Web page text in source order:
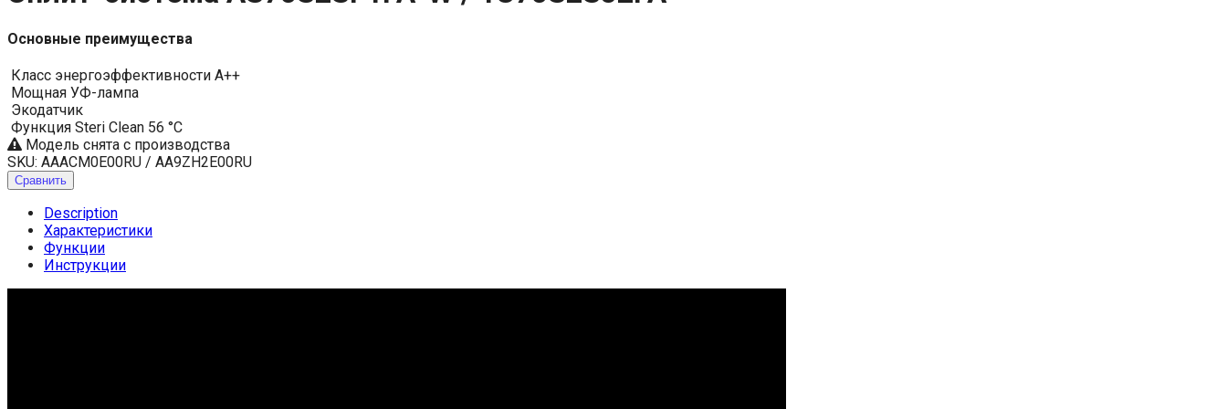
Основные преимущества
Класс энергоэффективности A++
Мощная УФ-лампа
Экодатчик
Функция Steri Clean 56 °C
Модель снята с производства
SKU: AAACM0E00RU / AA9ZH2E00RU
Сравнить
Description
Характеристики
Функции
Инструкции